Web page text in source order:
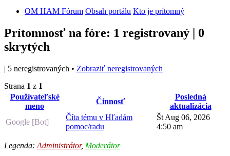
OM HAM Fórum Obsah portálu Kto je prítomný
Prítomnosť na fóre: 1 registrovaný | 0
skrytých
| 5 neregistrovaných • Zobraziť neregistrovaných
Strana 1 z 1
Používateľské
meno
Činnosť
Posledná
aktualizácia
Google [Bot]
Číta tému v Hľadám
pomoc/radu
Št Aug 06, 2026
4:50 am
Legenda: Administrátor, Moderátor